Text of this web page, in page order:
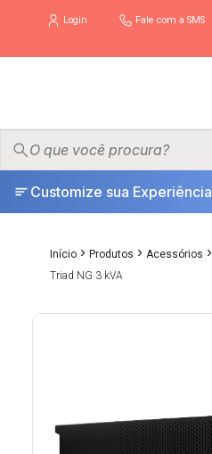
Login Fale com a SMS
PRODUTOS
ONDE COMPRAR
UNIVERSO
Customize sua Experiência
Início › Produtos › Acessórios ›
Triad NG 3 kVA